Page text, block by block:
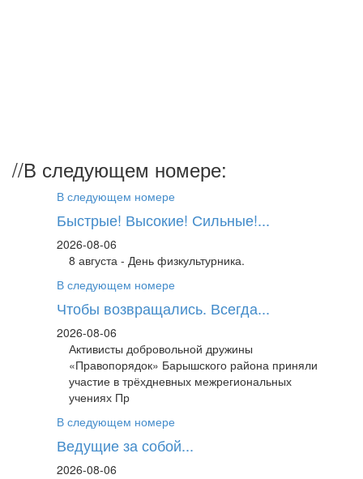
//В следующем номере:
В следующем номере
Быстрые! Высокие! Сильные!...
2026-08-06
8 августа - День физкультурника.
В следующем номере
Чтобы возвращались. Всегда...
2026-08-06
Активисты добровольной дружины
«Правопорядок» Барышского района приняли
участие в трёхдневных межрегиональных
учениях Пр
В следующем номере
Ведущие за собой...
2026-08-06